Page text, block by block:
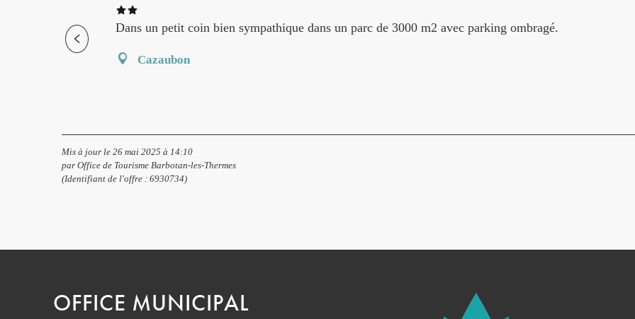
Dans un petit coin bien sympathique dans un parc de 3000 m2 avec parking ombragé.
Cazaubon
Mis à jour le 26 mai 2025 à 14:10
par Office de Tourisme Barbotan-les-Thermes
(Identifiant de l'offre : 6930734)
OFFICE MUNICIPAL